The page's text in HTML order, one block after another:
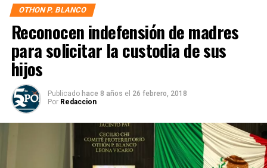
OTHON P. BLANCO
Reconocen indefensión de madres
para solicitar la custodia de sus
hijos
Publicado hace 8 años el 26 febrero, 2018
Por Redaccion